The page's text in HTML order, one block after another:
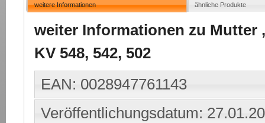
weitere Informationen ähnliche Produkte
weiter Informationen zu Mutter
KV 548, 542, 502
EAN: 0028947761143
Veröffentlichungsdatum: